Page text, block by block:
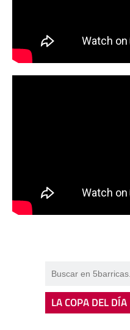
LA COPA DEL DÍA